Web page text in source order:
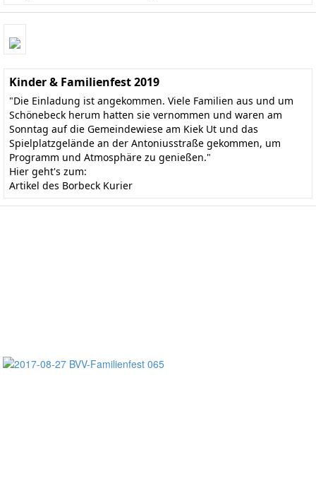
Kinder & Familienfest 2019
"Die Einladung ist angekommen. Viele Familien aus und um
Schönebeck herum hatten sie vernommen und waren am
Sonntag auf die Gemeindewiese am Kiek Ut und das
Spielplatzgelände an der Antoniusstraße gekommen, um
Programm und Atmosphäre zu genießen."
Hier geht's zum:
Artikel des Borbeck Kurier